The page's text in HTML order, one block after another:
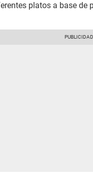
platos a base de